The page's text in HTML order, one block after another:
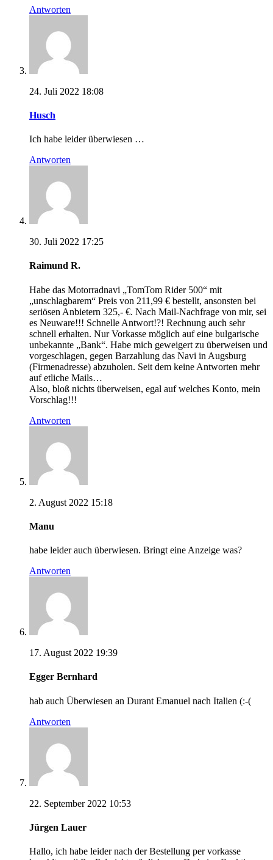
Antworten
24. Juli 2022 18:08
Husch
Ich habe leider überwiesen …
Antworten
30. Juli 2022 17:25
Raimund R.
Habe das Motorradnavi „TomTom Rider 500“ mit
„unschlagbarem“ Preis von 211,99 € bestellt, ansonsten bei
seriösen Anbietern 325,- €. Nach Mail-Nachfrage von mir, sei
es Neuware!!! Schnelle Antwort!?! Rechnung auch sehr
schnell erhalten. Nur Vorkasse möglich auf eine bulgarische
unbekannte „Bank“. Habe mich geweigert zu überweisen und
vorgeschlagen, gegen Barzahlung das Navi in Augsburg
(Firmenadresse) abzuholen. Seit dem keine Antworten mehr
auf etliche Mails…
Also, bloß nichts überweisen, egal auf welches Konto, mein
Vorschlag!!!
Antworten
2. August 2022 15:18
Manu
habe leider auch überwiesen. Bringt eine Anzeige was?
Antworten
17. August 2022 19:39
Egger Bernhard
hab auch Überwiesen an Durant Emanuel nach Italien (:-(
Antworten
22. September 2022 10:53
Jürgen Lauer
Hallo, ich habe leider nach der Bestellung per vorkasse